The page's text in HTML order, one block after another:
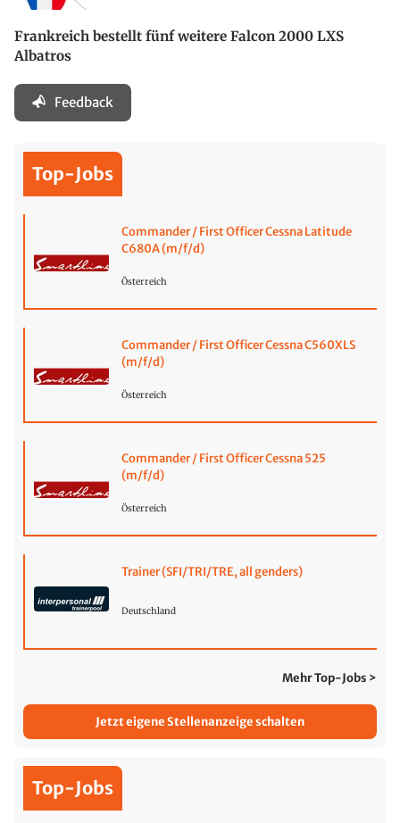
Frankreich bestellt fünf weitere Falcon 2000 LXS
Albatros
Feedback
Top-Jobs
Commander / First Officer Cessna Latitude
C680A (m/f/d)
Österreich
Commander / First Officer Cessna C560XLS
(m/f/d)
Österreich
Commander / First Officer Cessna 525
(m/f/d)
Österreich
Trainer (SFI/TRI/TRE, all genders)
Deutschland
Mehr Top-Jobs >
Jetzt eigene Stellenanzeige schalten
Top-Jobs